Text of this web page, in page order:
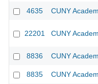
4635 CUNY
22201 CUNY
8836 CUNY
8835 CUNY